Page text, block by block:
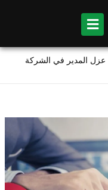
عزل المدير في الشركة